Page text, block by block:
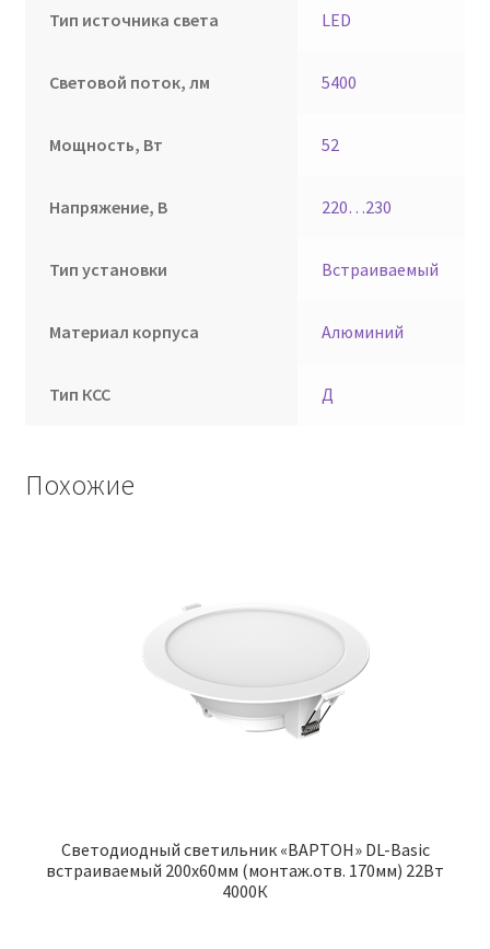
Тип источника света LED
Световой поток, лм 5400
Мощность, Вт 52
Напряжение, В 220…230
Тип установки Встраиваемый
Материал корпуса Алюминий
Тип КСС Д
Похожие
Светодиодный светильник «ВАРТОН» DL-Basic
встраиваемый 200х60мм (монтаж.отв. 170мм) 22Вт
4000К